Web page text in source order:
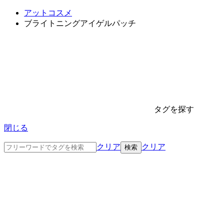
アットコスメ
ブライトニングアイゲルパッチ
タグを探す
閉じる
クリア クリア